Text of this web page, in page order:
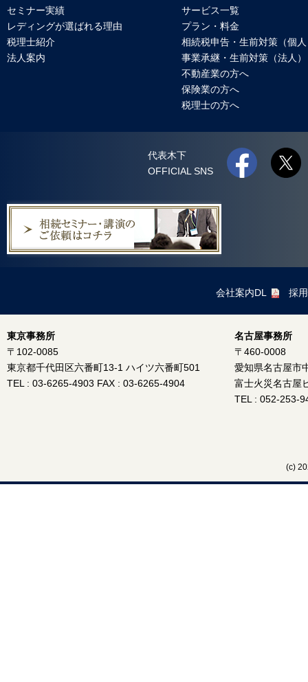
セミナー実績
レディングが選ばれる理由
税理士紹介
法人案内
サービス一覧
プラン・料金
相続税申告・生前対策（個
事業承継・生前対策（法人）
不動産業の方へ
保険業の方へ
税理士の方へ
代表木下
OFFICIAL SNS
会社案内DL 採
東京事務所
〒102-0085
東京都千代田区六番町13-1 ハイツ六番町501
TEL : 03-6265-4903 FAX : 03-6265-4904
名古屋事務所
〒460-0008
愛知県名古屋市
富士火災名古屋
TEL : 052-253-
(c)